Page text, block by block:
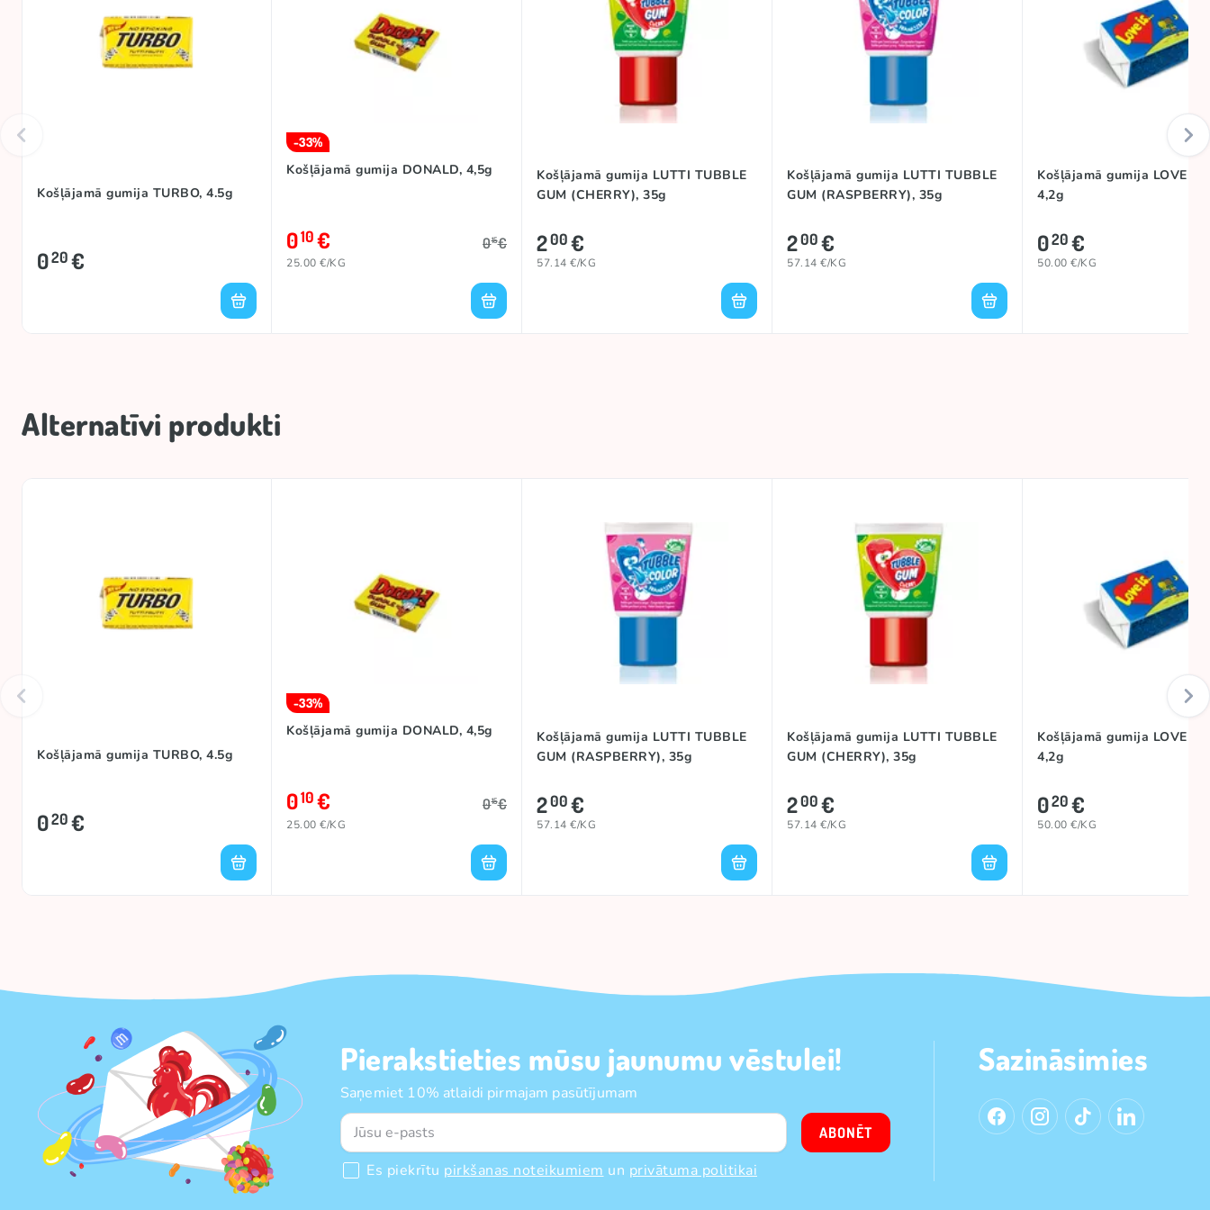
Košļājamā gumija TURBO, 4.5g
020€
-33%
Košļājamā gumija DONALD, 4,5g
010€ 015€
25.00 €/KG
Košļājamā gumija LUTTI TUBBLE
GUM (CHERRY), 35g
200€
57.14 €/KG
Košļājamā gumija LUTTI TUBBLE
GUM (RASPBERRY), 35g
200€
57.14 €/KG
Košļājamā gumija LOVE IS
4,2g
020€
50.00 €/KG
Alternatīvi produkti
Košļājamā gumija TURBO, 4.5g
020€
-33%
Košļājamā gumija DONALD, 4,5g
010€ 015€
25.00 €/KG
Košļājamā gumija LUTTI TUBBLE
GUM (RASPBERRY), 35g
200€
57.14 €/KG
Košļājamā gumija LUTTI TUBBLE
GUM (CHERRY), 35g
200€
57.14 €/KG
Košļājamā gumija LOVE IS
4,2g
020€
50.00 €/KG
Pierakstieties mūsu jaunumu vēstulei!
Saņemiet 10% atlaidi pirmajam pasūtījumam
Es piekrītu pirkšanas noteikumiemun privātuma politikai
ABONĒT
Sazināsimies